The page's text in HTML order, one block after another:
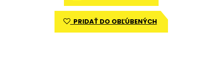
PRIDAŤ DO OBĽÚBENÝCH